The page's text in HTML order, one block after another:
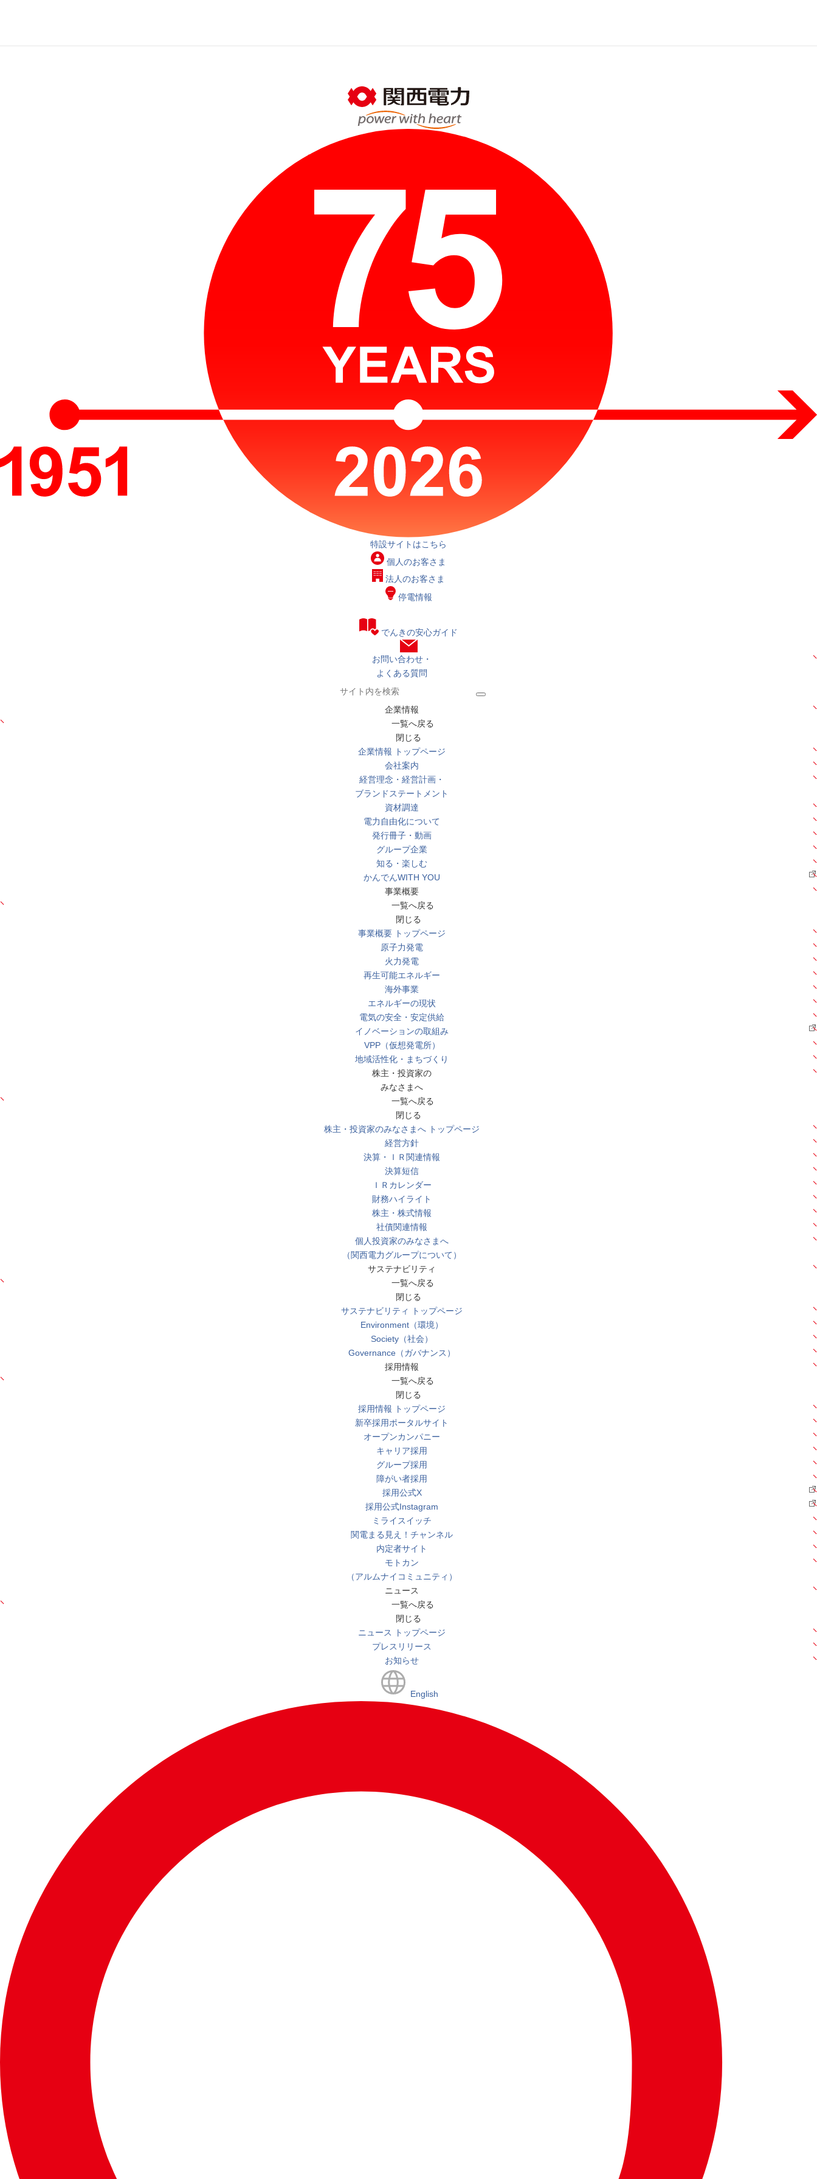
特設サイトはこちら
個人のお客さま
法人のお客さま
停電情報
でんきの安心ガイド
お問い合わせ・
よくある質問
企業情報
一覧へ戻る
閉じる
企業情報 トップページ
会社案内
経営理念・経営計画・
ブランドステートメント
資材調達
電力自由化について
発行冊子・動画
グループ企業
知る・楽しむ
かんでんWITH YOU
事業概要
一覧へ戻る
閉じる
事業概要 トップページ
原子力発電
火力発電
再生可能エネルギー
海外事業
エネルギーの現状
電気の安全・安定供給
イノベーションの取組み
VPP（仮想発電所）
地域活性化・まちづくり
株主・投資家の
みなさまへ
一覧へ戻る
閉じる
株主・投資家のみなさまへ トップページ
経営方針
決算・ＩＲ関連情報
決算短信
ＩＲカレンダー
財務ハイライト
株主・株式情報
社債関連情報
個人投資家のみなさまへ
（関西電力グループについて）
サステナビリティ
一覧へ戻る
閉じる
サステナビリティ トップページ
Environment（環境）
Society（社会）
Governance（ガバナンス）
採用情報
一覧へ戻る
閉じる
採用情報 トップページ
新卒採用ポータルサイト
オープンカンパニー
キャリア採用
グループ採用
障がい者採用
採用公式X
採用公式Instagram
ミライスイッチ
関電まる見え！チャンネル
内定者サイト
モトカン
（アルムナイコミュニティ）
ニュース
一覧へ戻る
閉じる
ニュース トップページ
プレスリリース
お知らせ
English